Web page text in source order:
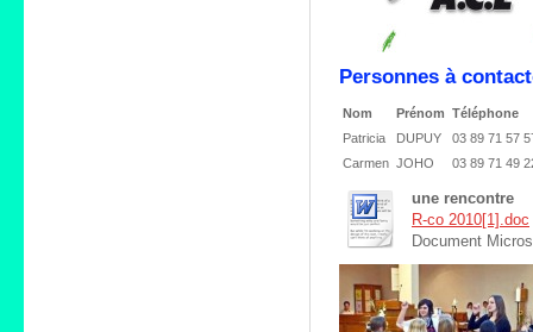
Personnes à
Nom Prénom Téléphone
Patricia
DUPUY
03 89 71 57
Carmen JOHO 03 89 71 49
une rencontre
R-co 2010[1].doc
Document